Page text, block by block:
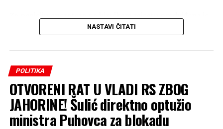
Za poziciju operatera na biračkom mjestu predviđena je
neto naknada od 310 KM, dok će terenski tehničari
dnevnicu i korištenje vlastitog mobilnog telefona, dok je
za terenske tehničare uračunata dnevnica i korištenje
privatnog vozila. Za obje pozicije predviđen je
jednodnevni obavezni trening u trajanju od osam do
deset časova, nakon kojeg kandidati polažu test i stiču
NASTAVI ČITATI
POLITIKA
OTVORENI RAT U VLADI RS ZBOG
JAHORINE! Šulić direktno optužio
ministra Puhovca za blokadu